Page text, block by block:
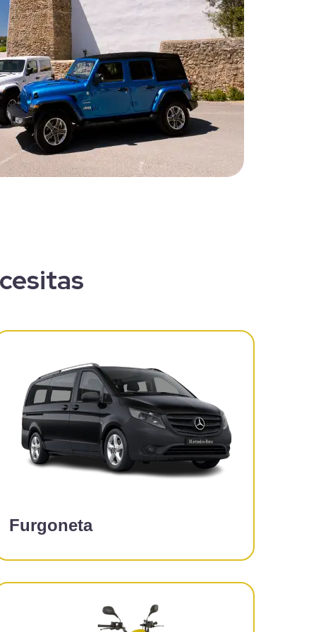
Furgoneta